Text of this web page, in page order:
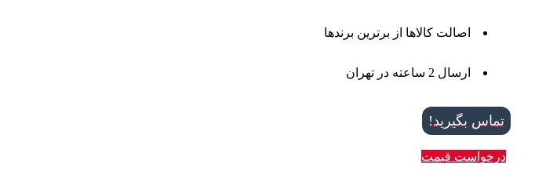
اصالت کالاها از برترین برندها
ارسال 2 ساعته در تهران
تماس بگیرید!
درخواست قیمت